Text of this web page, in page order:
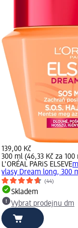
139,00 Kč
300 ml (46,33 Kč za 100
L'ORÉAL PARiS ELSEVE
vlasy Dream long, 300
(44)
Skladem
Vybrat prodejnu dm